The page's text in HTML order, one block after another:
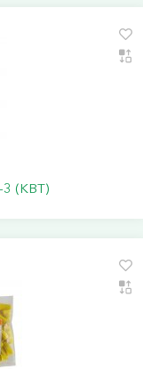
(КВТ)